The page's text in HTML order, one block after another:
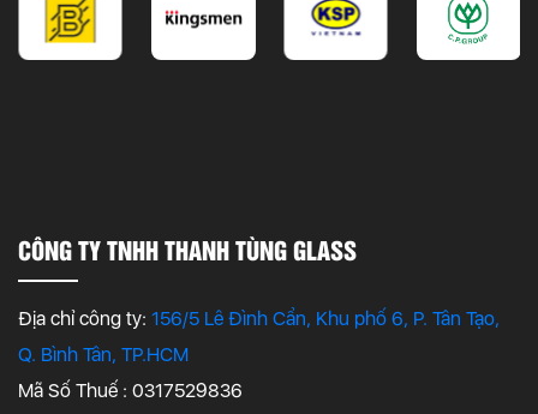
CÔNG TY TNHH THANH TÙNG GLASS
Địa chỉ công ty: 156/5 Lê Đình Cẩn, Khu phố 6, P. Tân Tạo,
Q. Bình Tân, TP.HCM
Mã Số Thuế : 0317529836